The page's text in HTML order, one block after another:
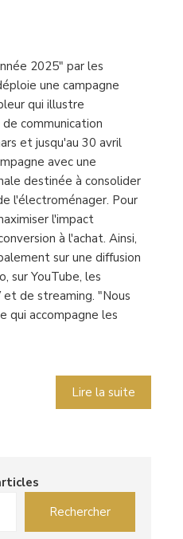
2025" par les
une campagne
qui illustre
communication
et jusqu'au 30 avril
avec une
destinée à consolider
l'électroménager. Pour
l'impact
à l'achat. Ainsi,
sur une diffusion
sur YouTube, les
de streaming. "Nous
qui accompagne les
Lire la suite
Rechercher